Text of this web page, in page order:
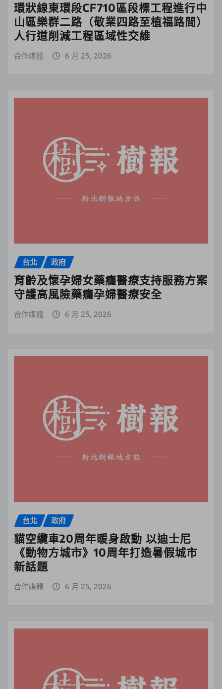
環狀線東環段CF710區段標工程進行中
山區樂群二路（敬業四路至植福路間）
人行道削減工程區域性交維
合作媒體 6 月 25, 2026
台北 政府
育齡及懷孕婦女藥癮醫療支持服務方案
守護高風險藥癮孕婦醫療安全
合作媒體 6 月 25, 2026
台北 政府
貓空纜車20周年暖身啟動 以迪士尼
《動物方城市》10周年打造暑假城市
新話題
合作媒體 6 月 25, 2026